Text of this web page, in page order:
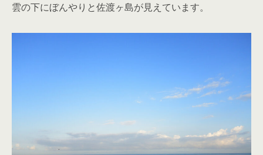
雲の下にぼんやりと佐渡ヶ島が見えています。